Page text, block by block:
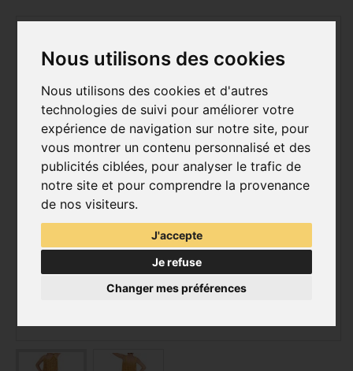
Nous utilisons des cookies
Nous utilisons des cookies et d'autres
technologies de suivi pour améliorer votre
expérience de navigation sur notre site, pour
vous montrer un contenu personnalisé et des
publicités ciblées, pour analyser le trafic de
notre site et pour comprendre la provenance
de nos visiteurs.
J'accepte
Je refuse
Changer mes préférences